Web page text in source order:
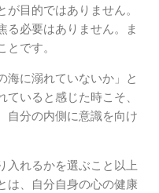
目的ではありません。
る必要はありません。ま
です。
海に溺れていないか」と
いると感じた時こそ、
自分の内側に意識を向け
入れるかを選ぶこと以上
は、自分自身の心の健康